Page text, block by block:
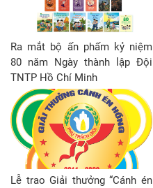
Ra mắt bộ ấn phấm kỷ niệm
80 năm Ngày thành lập Đội
TNTP Hồ Chí Minh
Lễ trao Giải thưởng “Cánh én